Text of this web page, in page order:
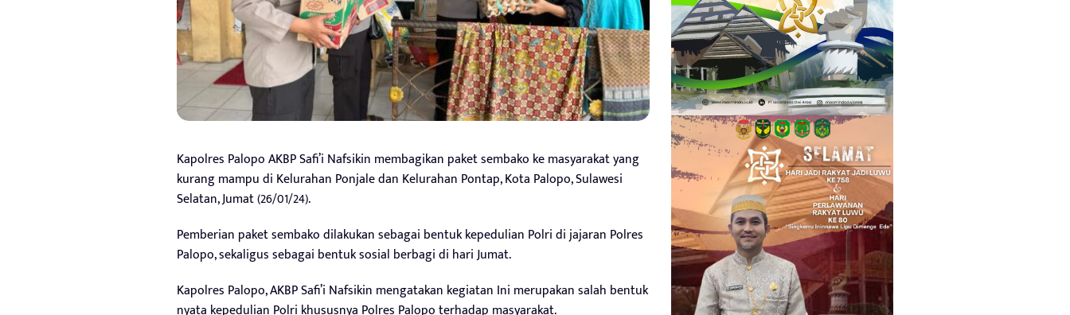
Kapolres Palopo AKBP Safi’i Nafsikin membagikan paket sembako ke masyarakat yang
kurang mampu di Kelurahan Ponjale dan Kelurahan Pontap, Kota Palopo, Sulawesi
Selatan, Jumat (26/01/24).
Pemberian paket sembako dilakukan sebagai bentuk kepedulian Polri di jajaran Polres
Palopo, sekaligus sebagai bentuk sosial berbagi di hari Jumat.
Kapolres Palopo, AKBP Safi’i Nafsikin mengatakan kegiatan Ini merupakan salah bentuk
nyata kepedulian Polri khususnya Polres Palopo terhadap masyarakat.